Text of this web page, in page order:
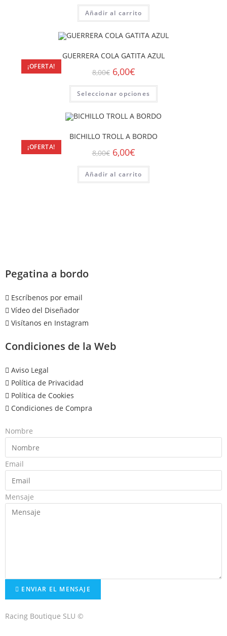
Añadir al carrito
¡OFERTA!
GUERRERA COLA GATITA AZUL
8,00€ 6,00€
Seleccionar opciones
¡OFERTA!
BICHILLO TROLL A BORDO
8,00€ 6,00€
Añadir al carrito
Pegatina a bordo
Escríbenos por email
Vídeo del Diseñador
Visítanos en Instagram
Condiciones de la Web
Aviso Legal
Política de Privacidad
Política de Cookies
Condiciones de Compra
Nombre
Email
Mensaje
ENVIAR EL MENSAJE
Racing Boutique SLU ©